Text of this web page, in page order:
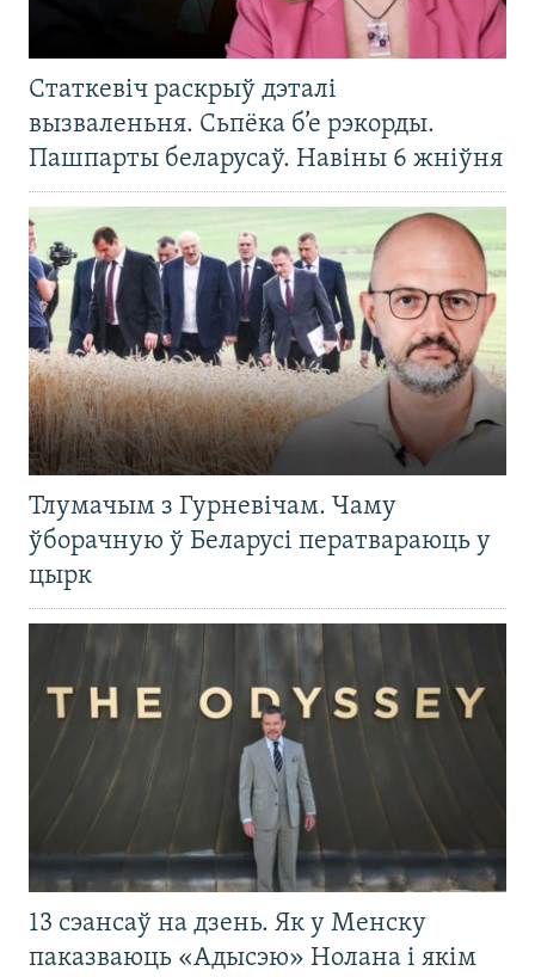
Статкевіч раскрыў дэталі
вызваленьня. Сьпёка б’е рэкорды.
Пашпарты беларусаў. Навіны 6 жніўня
Тлумачым з Гурневічам. Чаму
ўборачную ў Беларусі ператвараюць у
цырк
13 сэансаў на дзень. Як у Менску
паказваюць «Адысэю» Нолана і якім